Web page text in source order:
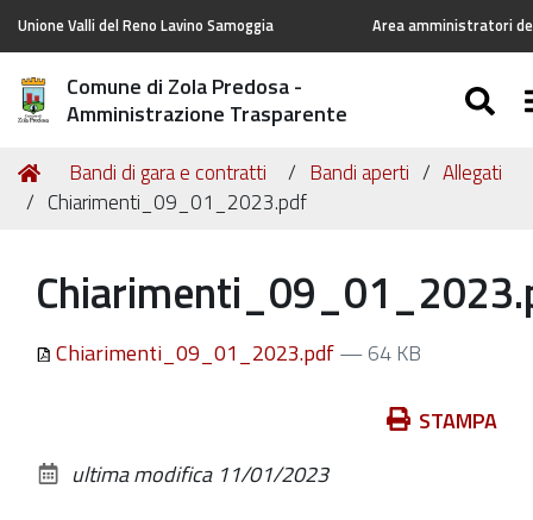
Unione Valli del Reno Lavino Samoggia Area amministratori
Comune di Zola Predosa -
Amministrazione Trasparente
Tu
sei
Home
Bandi di gara e contratti Bandi aperti
Allegati
Chiarimenti_09_01_2023.pdf
Chiarimenti_09_01_2023.pdf— 64 KB
documento
STAMPA
ultima modifica 11/01/2023